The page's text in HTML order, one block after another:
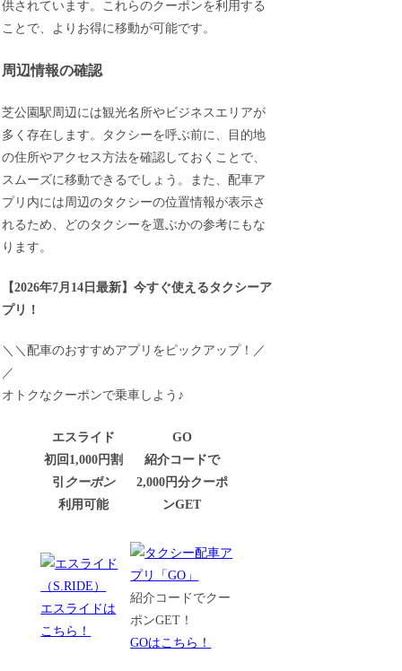
供されています。これらのクーポンを利用する
ことで、よりお得に移動が可能です。
周辺情報の確認
芝公園駅周辺には観光名所やビジネスエリアが
多く存在します。タクシーを呼ぶ前に、目的地
の住所やアクセス方法を確認しておくことで、
スムーズに移動できるでしょう。また、配車ア
プリ内には周辺のタクシーの位置情報が表示さ
れるため、どのタクシーを選ぶかの参考にもな
ります。
【2026年7月14日最新 】今すぐ使えるタクシーア
プリ！
＼＼配車のおすすめアプリをピックアップ！／
／
オトクなクーポンで乗車しよう♪
エスライド
初回1,000円割
引 クーポン
利用可能
GO
紹介コードで
2,000円分クーポ
ンGET
エスライドは
こちら！
紹介コードでクー
ポンGET！
GOはこちら！